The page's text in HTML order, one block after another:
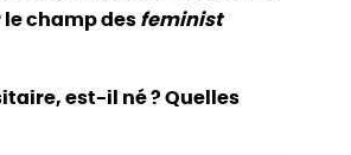
le champ des feminist
est-il né ? Quelles